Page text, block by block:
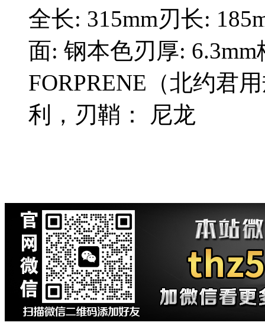
全长: 315mm刃长:
面: 钢本色刃厚:
FORPRENE（北约君
利，刃鞘： 尼龙